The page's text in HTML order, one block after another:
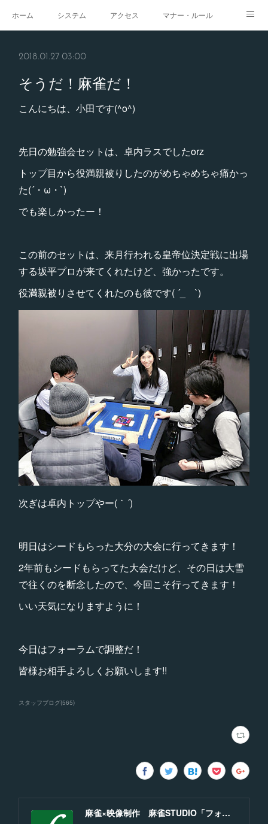
ホーム システム アクセス マナー・ルール
2018.01.27 03:00
そうだ！麻雀だ！
こんにちは、小田です(^o^)
先日の勉強会セットは、卓内ラスでしたorz
トップ目から役満親被りしたのがめちゃめちゃ痛かっ
た(´・ω・`)
でも楽しかったー！
この前のセットは、来月行われる皇帝位決定戦に出場
する坂平プロが来てくれたけど、強かったです。
役満親被りさせてくれたのも彼です( ´_ゝ`)
次ぎは卓内トップやー(｀´)
明日はシードもらった大分の大会に行ってきます！
2年前もシードもらってた大会だけど、その日は大雪
で往くのを断念したので、今回こそ行ってきます！
いい天気になりますように！
今日はフォーラムで調整だ！
皆様お相手よろしくお願いします!!
スタッフブログ(565)
麻雀×映像制作 麻雀STUDIO「フォーラム」福岡